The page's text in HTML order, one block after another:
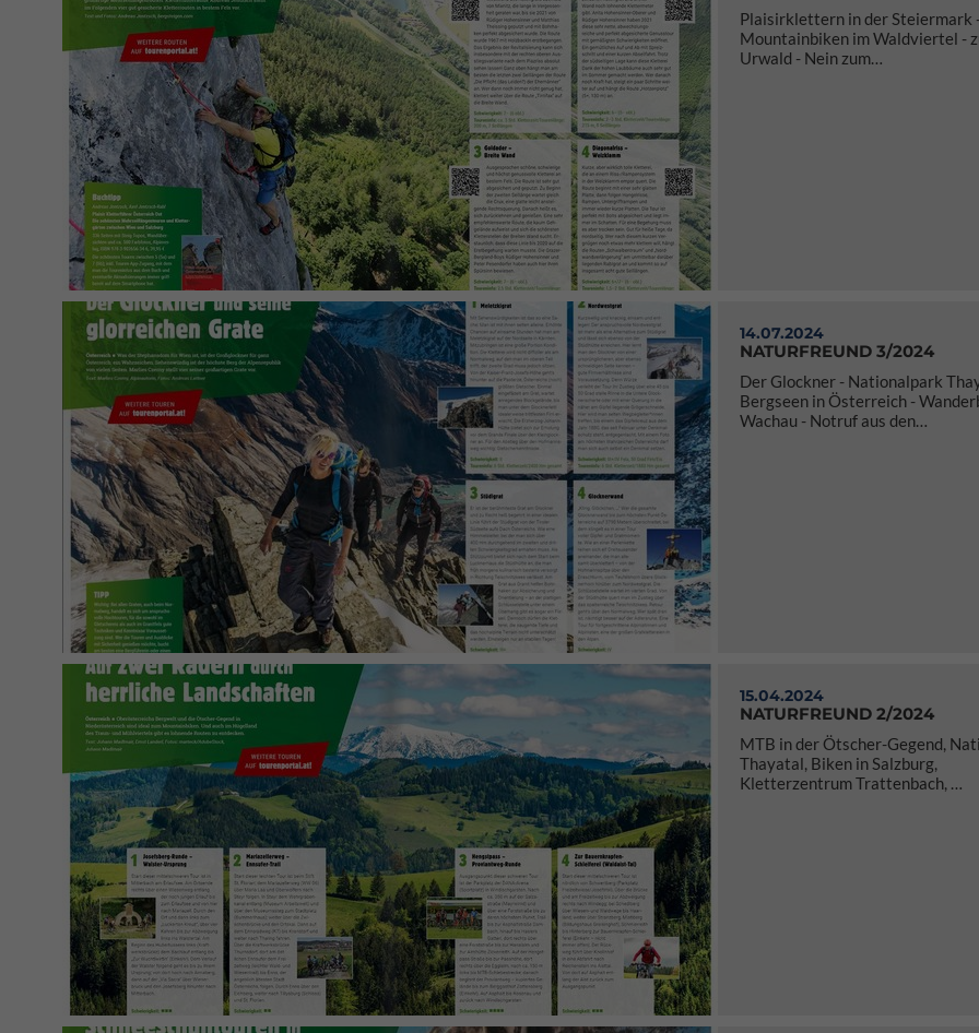
Plaisirklettern in der Steiermark
Mountainbiken im Waldviertel -
Urwald - Nein zum…
14.07.2024
NATURFREUND 3/2024
Der Glockner - Nationalpark
Bergseen in Österreich -
Wachau - Notruf aus den…
15.04.2024
NATURFREUND 2/2024
MTB in der Ötscher-Gegend,
Thayatal, Biken in Salzburg,
Kletterzentrum Trattenbach, …